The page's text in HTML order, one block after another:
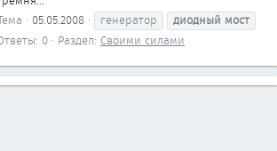
05.05.2008 генератор диодный мост
0 Раздел: Своими силами